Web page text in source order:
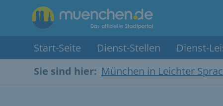
Start-Seite Dienst-Stellen Dienst-
Sie sind hier: München in Leichter